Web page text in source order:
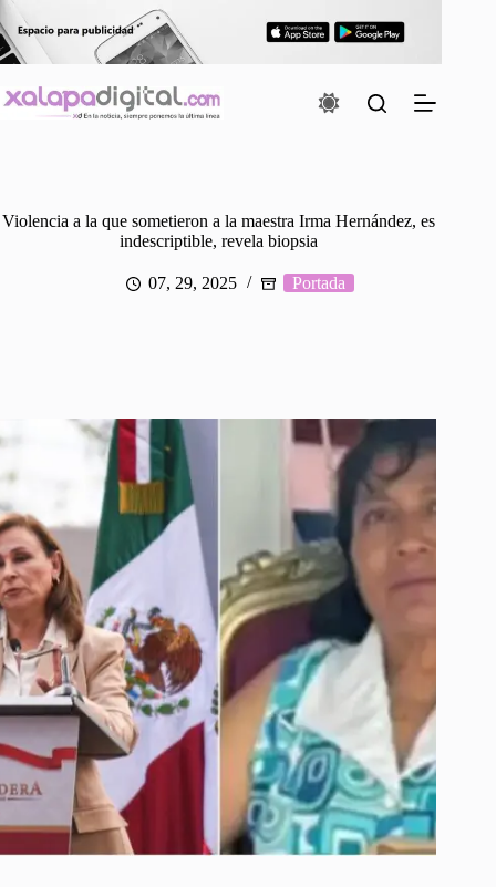
al
contenido
Violencia a la que sometieron a la maestra Irma Hernández, es
indescriptible, revela biopsia
07, 29, 2025 Portada